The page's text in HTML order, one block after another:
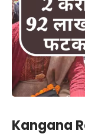
Kangana